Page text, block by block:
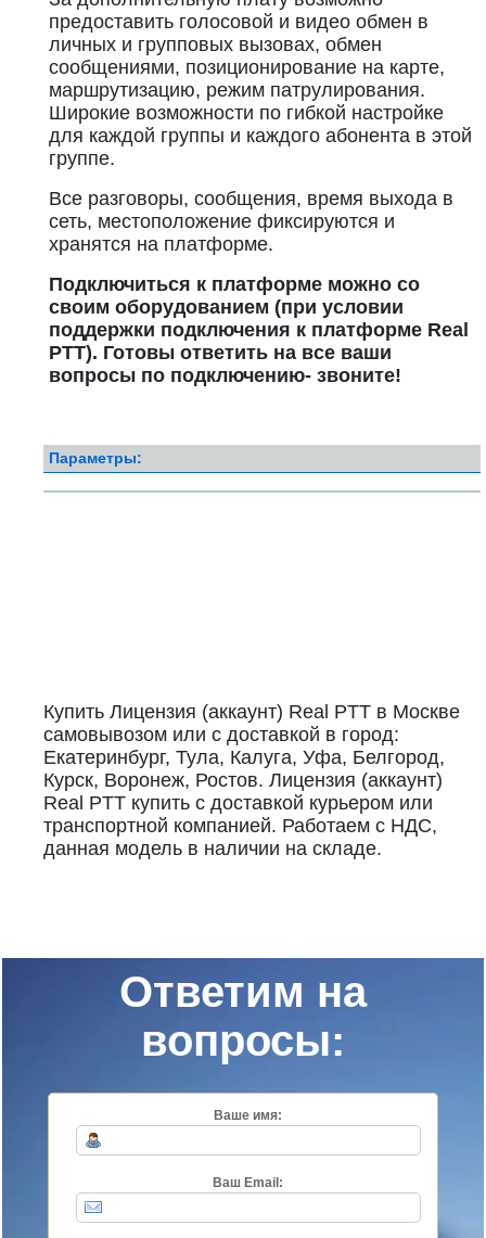
предоставить голосовой и видео обмен в
личных и групповых вызовах, обмен
сообщениями, позиционирование на карте,
маршрутизацию, режим патрулирования.
Широкие возможности по гибкой настройке
для каждой группы и каждого абонента в этой
группе.
Все разговоры, сообщения, время выхода в
сеть, местоположение фиксируются и
хранятся на платформе.
Подключиться к платформе можно со
своим оборудованием (при условии
поддержки подключения к платформе Real
PTT). Готовы ответить на все ваши
вопросы по подключению- звоните!
Параметры:
Купить Лицензия (аккаунт) Real PTT в Москве
самовывозом или с доставкой в город:
Екатеринбург, Тула, Калуга, Уфа, Белгород,
Курск, Воронеж, Ростов. Лицензия (аккаунт)
Real PTT купить с доставкой курьером или
транспортной компанией. Работаем с НДС,
данная модель в наличии на складе.
Ответим на
вопросы:
Ваше имя:
Ваш Email: